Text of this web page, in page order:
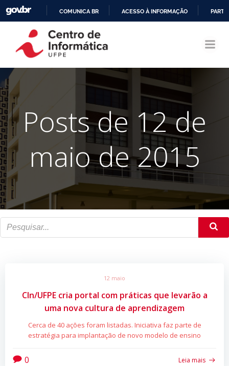
CONTEÚDO
COMUNICA BR ACESSO À INFORMAÇÃO
Posts de 12 de
maio de 2015
12 maio
CIn/UFPE cria portal com práticas que levarão a
uma nova cultura de aprendizagem
Cerca de 40 ações foram listadas. Iniciativa faz parte de
estratégia para implantação de novo modelo de ensino
0 Leia mais